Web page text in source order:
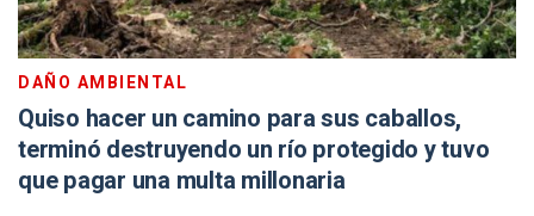
DAÑO AMBIENTAL
Quiso hacer un camino para sus caballos,
terminó destruyendo un río protegido y tuvo
que pagar una multa millonaria